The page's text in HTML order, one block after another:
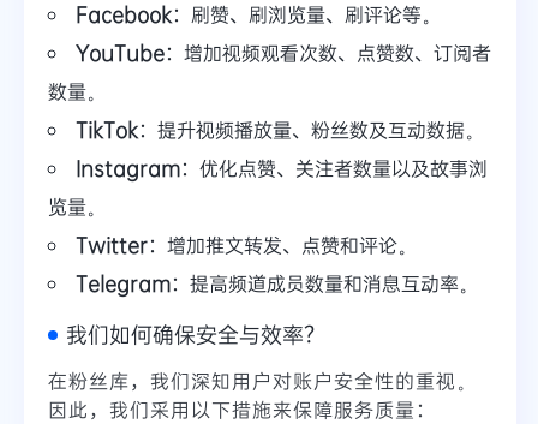
Facebook：刷赞、刷浏览量、刷评论等。
YouTube：增加视频观看次数、点赞数、订阅者
数量。
TikTok：提升视频播放量、粉丝数及互动数据。
Instagram：优化点赞、关注者数量以及故事浏
览量。
Twitter：增加推文转发、点赞和评论。
Telegram：提高频道成员数量和消息互动率。
我们如何确保安全与效率？
在粉丝库，我们深知用户对账户安全性的重视。
因此，我们采用以下措施来保障服务质量：